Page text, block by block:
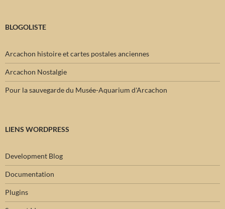
BLOGOLISTE
Arcachon histoire et cartes postales anciennes
Arcachon Nostalgie
Pour la sauvegarde du Musée-Aquarium d'Arcachon
LIENS WORDPRESS
Development Blog
Documentation
Plugins